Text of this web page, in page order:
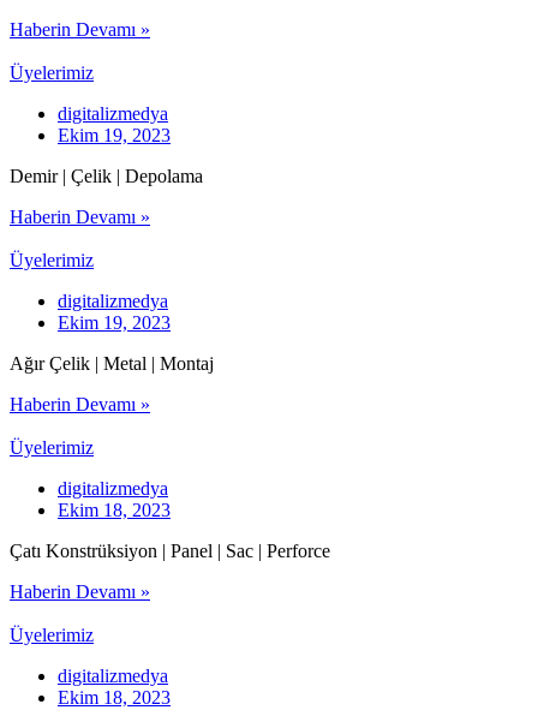
Haberin Devamı »
Üyelerimiz
digitalizmedya
Ekim 19, 2023
Demir | Çelik | Depolama
Haberin Devamı »
Üyelerimiz
digitalizmedya
Ekim 19, 2023
Ağır Çelik | Metal | Montaj
Haberin Devamı »
Üyelerimiz
digitalizmedya
Ekim 18, 2023
Çatı Konstrüksiyon | Panel | Sac | Perforce
Haberin Devamı »
Üyelerimiz
digitalizmedya
Ekim 18, 2023